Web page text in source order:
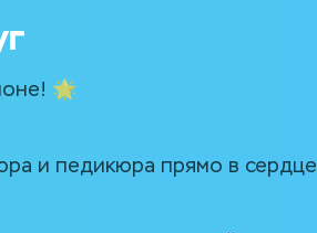
🌟
и педикюра прямо в сердце